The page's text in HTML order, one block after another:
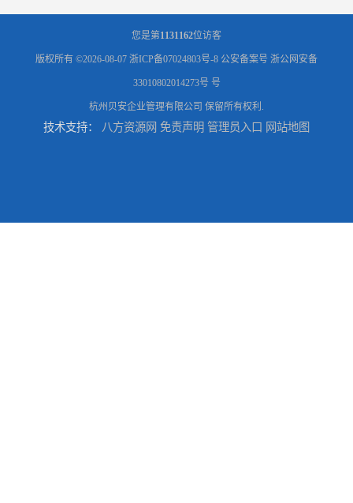
您是第1131162位访客
版权所有 ©2026-08-07 浙ICP备07024803号-8 公安备案号 浙公网安备
33010802014273号 号
杭州贝安企业管理有限公司 保留所有权利.
技术支持： 八方资源网 免责声明 管理员入口 网站地图